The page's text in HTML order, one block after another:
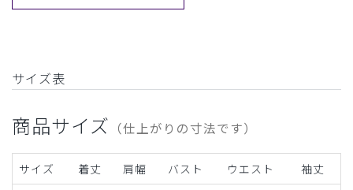
サイズ表
商品サイズ （仕上がりの寸法です）
サイズ 着丈 肩幅 バスト ウエスト
袖丈